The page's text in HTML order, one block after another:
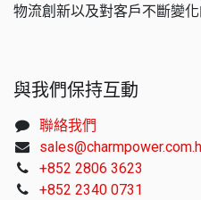
物流創新以及對客戶不斷變
與我們保持互動
聯絡我們
+852 2806 3623
+852 2340 0731